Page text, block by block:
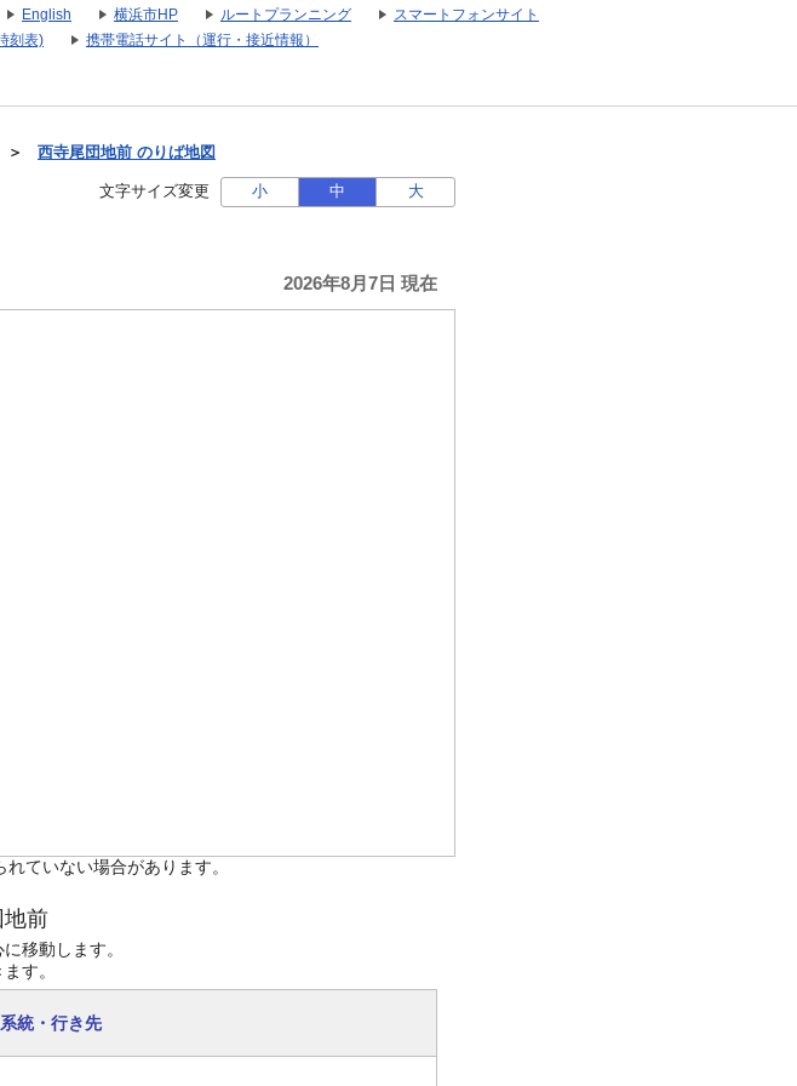
English 横浜市HP ルートプランニング
スマートフォンサイト
刻表) 携帯電話サイト（運行・接近情報）
＞ 西寺尾団地前 のりば地図
文字サイズ変更 小 中 大
2026年8月7日 現在
ていない場合があります。
地前
移動します。
す。
系統・行き先